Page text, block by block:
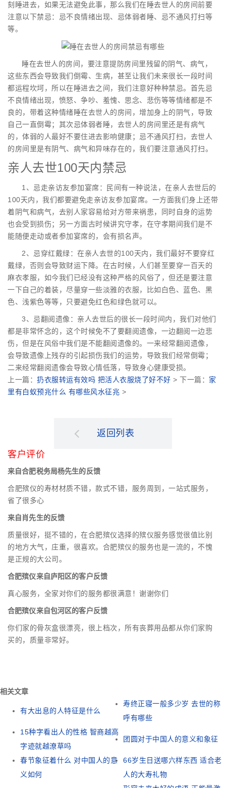
刻睡进去，如果无法避免此事，那么我们在睡去世人的房间前要
注意以下禁忌：忌不良情绪出现、忌体弱者睡、忌不通风打扫等
等。
睡在去世人的房间，要注意提防房间里残留的阴气、病气，
这些东西会导致我们倒霉、生病，甚至让我们未来很长一段时间
都运程坎坷，所以在睡进去之间，我们注意好种种禁忌。首先忌
不良情绪出现，愤怒、争吵、羞愧、思念、悲伤等等情绪都是不
良的，带着这种情绪睡在去世人的房间，增加身上的阴气，导致
自己一直倒霉；其次忌体弱者睡，去世人的房间里还是有病气
的，体弱的人最好不要住进去影响健康；忌不通风打扫，去世人
的房间里是有阴气、病气和异味存在的，我们要注意通风打扫。
亲人去世100天内禁忌
1、忌走亲访友参加宴席：民间有一种说法，在亲人去世后的
100天内，我们都要避免走亲访友参加宴席。一方面我们身上还带
着阴气和病气，去别人家容易给对方带来祸患，同时自身的运势
也会受到损伤；另一方面古时候讲究守孝，在守孝期间我们是不
能随便走动或者参加宴席的，会有损名声。
2、忌穿红戴绿：在亲人去世的100天内，我们最好不要穿红
戴绿，否则会导致财运下降。在古时候，人们甚至要穿一百天的
麻衣孝服，如今我们已经没有这种严格的风俗了，但还是要注意
一下自己的着装，尽量穿一些淡雅的衣服，比如白色、蓝色、黑
色、浅紫色等等，只要避免红色和绿色就可以。
3、忌翻阅遗像：亲人去世后的很长一段时间内，我们对他们
都是非常怀念的，这个时候免不了要翻阅遗像，一边翻阅一边悲
伤，但是在风俗中我们是不能翻阅遗像的。一来经常翻阅遗像，
会导致遗像上残存的引起损伤我们的运势，导致我们经常倒霉；
二来经常翻阅遗像会导致心情低落，导致身心健康受损。
上一篇： 扔衣服转运有效吗 把活人衣服烧了好不好 > 下一篇： 家
里有白蚁预兆什么 有哪些风水征兆 >
返回列表
客户评价
来自合肥税务局杨先生的反馈
合肥殡仪的寿材材质不错，款式不错，服务周到，一站式服务，
省了很多心
来自肖先生的反馈
质量很好，挺不错的，在合肥殡仪选择的殡仪服务感觉很值比别
的地方大气，庄重，很喜欢。合肥殡仪的服务也是一流的，不愧
是正规的大公司。
合肥殡仪来自庐阳区的客户反馈
真心服务，全家对你们的服务都很满意！谢谢你们
合肥殡仪来自包河区的客户反馈
你们家的骨灰盒很漂亮，很上档次，所有丧葬用品都从你们家购
买的，质量非常好。
相关文章
有大出息的人特征是什么
寿终正寝一般多少岁 去世的称
呼有哪些
15种字看出人的性格 智商越高
字迹就越潦草吗
团圆对于中国人的意义和象征
春节象征着什么 对中国人的意
义如何
66岁生日送哪六样东西 适合老
人的大寿礼物